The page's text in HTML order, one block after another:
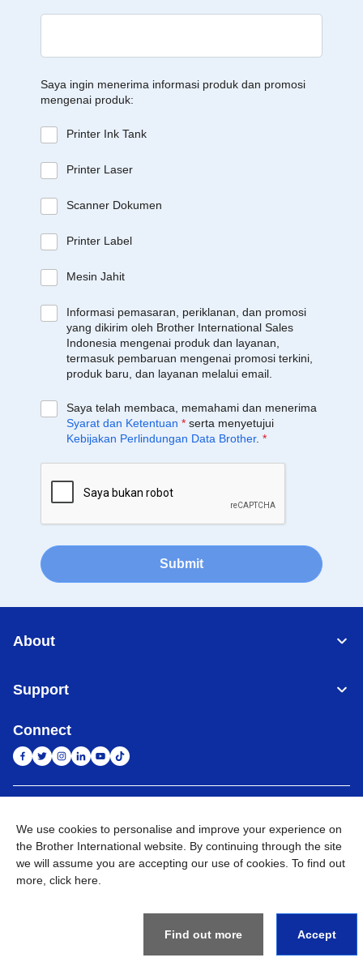
Saya ingin menerima informasi produk dan promosi
mengenai produk:
Printer Ink Tank
Printer Laser
Scanner Dokumen
Printer Label
Mesin Jahit
Informasi pemasaran, periklanan, dan promosi
yang dikirim oleh Brother International Sales
Indonesia mengenai produk dan layanan,
termasuk pembaruan mengenai promosi terkini,
produk baru, dan layanan melalui email.
Saya telah membaca, memahami dan menerima
Syarat dan Ketentuan * serta menyetujui
Kebijakan Perlindungan Data Brother. *
Submit
About
Support
Connect
Privacy Policy Ketentuan Penggunaan Site Map Kunjungi Situs Global
©2026BROTHER INTERNATIONAL SALES INDONESIA All
We use cookies to personalise and improve your experience on
the Brother International website. By continuing through the site
we will assume you are accepting our use of cookies. To find out
more, click here
Find out more Accept